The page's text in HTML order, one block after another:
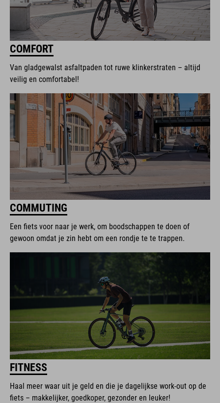
COMFORT
Van gladgewalst asfaltpaden tot ruwe klinkerstraten – altijd
veilig en comfortabel!
COMMUTING
Een fiets voor naar je werk, om boodschappen te doen of
gewoon omdat je zin hebt om een rondje te te trappen.
FITNESS
Haal meer waar uit je geld en die je dagelijkse work-out op de
fiets – makkelijker, goedkoper, gezonder en leuker!